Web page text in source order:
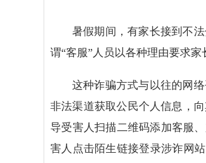
暑假期间，有家长接到不
谓“客服”人员以各种理由要求
这种诈骗方式与以往的网
非法渠道获取公民个人信息，
导受害人扫描二维码添加客服
害人点击陌生链接登录涉诈网